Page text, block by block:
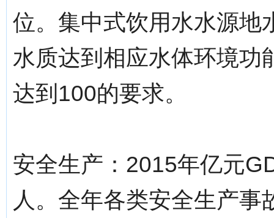
位。集中式饮用水水源地
水质达到相应水体环境功
达到100的要求。
安全生产：2015年亿元
人。全年各类安全生产